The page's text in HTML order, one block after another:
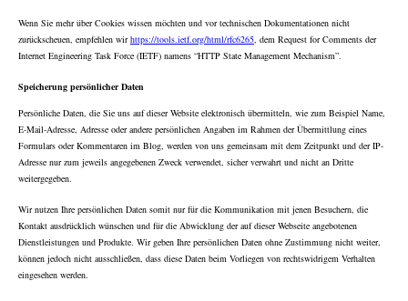
Wenn Sie mehr über Cookies wissen möchten und vor technischen Dokumentationen nicht
zurückscheuen, empfehlen wirhttps://tools.ietf.org/html/rfc6265, dem Request for Comments der
Internet Engineering Task Force (IETF) namens “HTTP State Management Mechanism”.
Speicherung persönlicher Daten
Persönliche Daten, die Sie uns auf dieser Website elektronisch übermitteln, wie zum Beispiel Name,
E-Mail-Adresse, Adresse oder andere persönlichen Angaben im Rahmen der Übermittlung eines
Formulars oder Kommentaren im Blog, werden von uns gemeinsam mit dem Zeitpunkt und der IP-
Adresse nur zum jeweils angegebenen Zweck verwendet, sicher verwahrt und nicht an Dritte
weitergegeben.
Wir nutzen Ihre persönlichen Daten somit nur für die Kommunikation mit jenen Besuchern, die
Kontakt ausdrücklich wünschen und für die Abwicklung der auf dieser Webseite angebotenen
Dienstleistungen und Produkte. Wir geben Ihre persönlichen Daten ohne Zustimmung nicht weiter,
können jedoch nicht ausschließen, dass diese Daten beim Vorliegen von rechtswidrigem Verhalten
eingesehen werden.